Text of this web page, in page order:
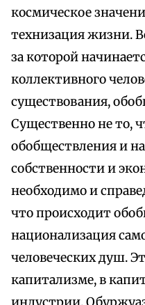
космическое
технизация жизни.
за которой
коллективного
существования,
Существенно не то,
обобществления и
собственности и
необходимо и
что происходит
национализация
человеческих душ.
капитализме, в